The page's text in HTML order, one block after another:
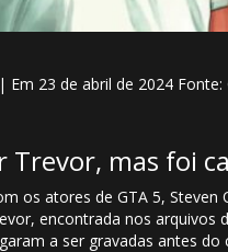
| Em 23 de abril de 2024 Fonte:
Trevor, mas foi
os atores de GTA 5,
encontrada nos arquivos
a ser gravadas antes do